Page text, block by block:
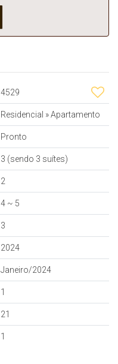
4529
Residencial »Apartamento
Pronto
3 (sendo 3 suítes)
2
4 ~ 5
3
2024
Janeiro/2024
1
21
1